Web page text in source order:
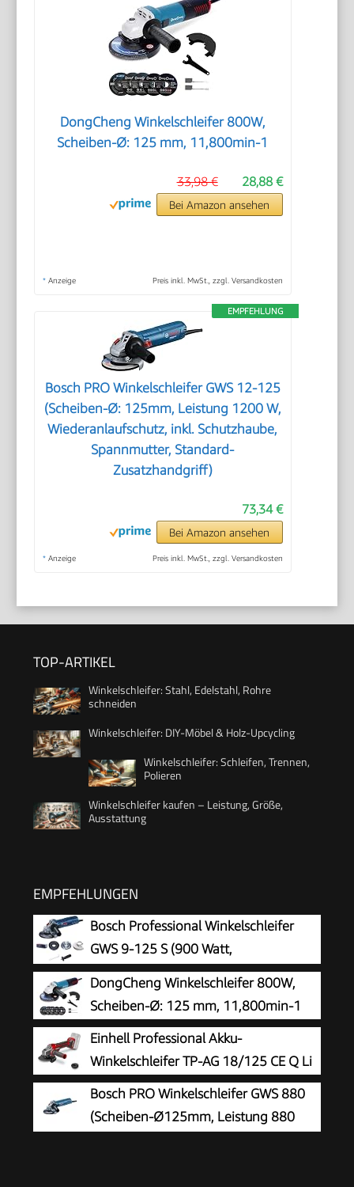
DongCheng Winkelschleifer 800W,
Scheiben-Ø: 125 mm, 11,800min-1
28,88 €
33,98 €
Bei Amazon ansehen
* Anzeige Preis inkl. MwSt., zzgl. Versandkosten
EMPFEHLUNG
Bosch PRO Winkelschleifer GWS 12-125
(Scheiben-Ø: 125mm, Leistung 1200 W,
Wiederanlaufschutz, inkl. Schutzhaube,
Spannmutter, Standard-
Zusatzhandgriff)
73,34 €
Bei Amazon ansehen
* Anzeige Preis inkl. MwSt., zzgl. Versandkosten
TOP-ARTIKEL
Winkelschleifer: Stahl, Edelstahl, Rohre
schneiden
Winkelschleifer: DIY-Möbel & Holz-Upcycling
Winkelschleifer: Schleifen, Trennen,
Polieren
Winkelschleifer kaufen – Leistung, Größe,
Ausstattung
EMPFEHLUNGEN
Bosch Professional Winkelschleifer
GWS 9-125 S (900 Watt,
Leerlaufdrehzahl: 2800 – 11000 min-
1, im Karton), Solo
DongCheng Winkelschleifer 800W,
Scheiben-Ø: 125 mm, 11,800min-1
Einhell Professional Akku-
Winkelschleifer TP-AG 18/125 CE Q Li
Bosch PRO Winkelschleifer GWS 880
(Scheiben-Ø125mm, Leistung 880